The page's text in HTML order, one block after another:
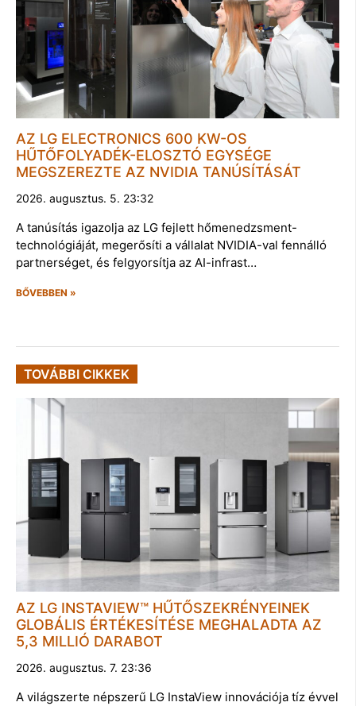
AZ LG ELECTRONICS 600 KW-OS
HŰTŐFOLYADÉK-ELOSZTÓ EGYSÉGE
MEGSZEREZTE AZ NVIDIA TANÚSÍTÁSÁT
2026. augusztus. 5. 23:32
A tanúsítás igazolja az LG fejlett hőmenedzsment-
technológiáját, megerősíti a vállalat NVIDIA-val fennálló
partnerséget, és felgyorsítja az AI-infrast…
BŐVEBBEN »
TOVÁBBI CIKKEK
AZ LG INSTAVIEW™ HŰTŐSZEKRÉNYEINEK
GLOBÁLIS ÉRTÉKESÍTÉSE MEGHALADTA AZ
5,3 MILLIÓ DARABOT
2026. augusztus. 7. 23:36
A világszerte népszerű LG InstaView innovációja tíz évvel